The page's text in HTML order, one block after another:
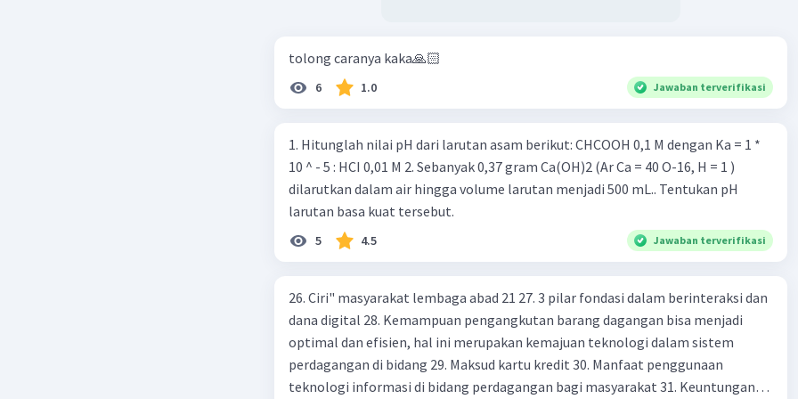
tolong caranya kaka🙏🏻
6 1.0 Jawaban terverifikasi
1. Hitunglah nilai pH dari larutan asam berikut: CHCOOH 0,1 M dengan Ka = 1 *
10 ^ - 5 : HCI 0,01 M 2. Sebanyak 0,37 gram Ca(OH)2 (Ar Ca = 40 O-16, H = 1 )
dilarutkan dalam air hingga volume larutan menjadi 500 mL.. Tentukan pH
larutan basa kuat tersebut.
5 4.5 Jawaban terverifikasi
26. Ciri" masyarakat lembaga abad 21 27. 3 pilar fondasi dalam berinteraksi dan
dana digital 28. Kemampuan pengangkutan barang dagangan bisa menjadi
optimal dan efisien, hal ini merupakan kemajuan teknologi dalam sistem
perdagangan di bidang 29. Maksud kartu kredit 30. Manfaat penggunaan
teknologi informasi di bidang perdagangan bagi masyarakat 31. Keuntungan